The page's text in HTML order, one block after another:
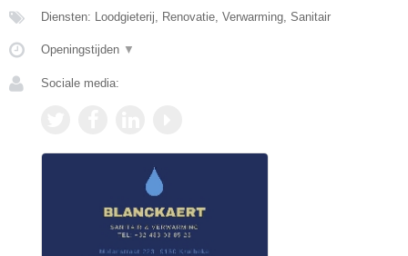
Diensten: Loodgieterij, Renovatie, Verwarming, Sanitair
Openingstijden ▼
Sociale media: